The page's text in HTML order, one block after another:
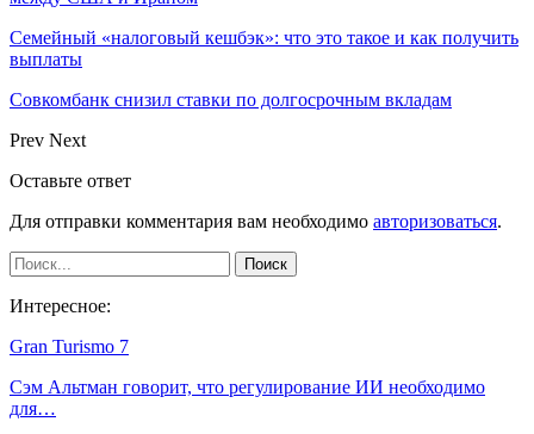
Семейный «налоговый кешбэк»: что это такое и как получить
выплаты
Совкомбанк снизил ставки по долгосрочным вкладам
Prev Next
Оставьте ответ
Для отправки комментария вам необходимо авторизоваться.
Интересное:
Gran Turismo 7
Сэм Альтман говорит, что регулирование ИИ необходимо
для…